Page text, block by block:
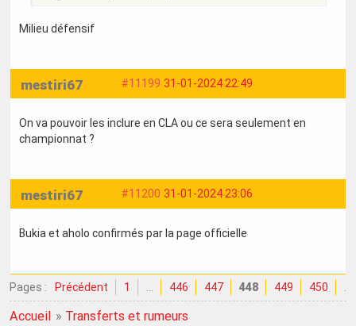
Milieu défensif
#11199 31-01-2024 22:49
mestiri67
On va pouvoir les inclure en CLA ou ce sera seulement en
championnat ?
#11200 31-01-2024 23:06
mestiri67
Bukia et aholo confirmés par la page officielle
Pages : Précédent 1 446 447 448 449 450
Accueil » Transferts et rumeurs